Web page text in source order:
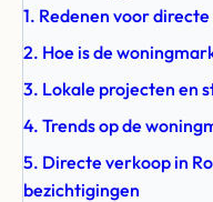
1. Redenen voor
2. Hoe is de
3. Lokale projecten en
4. Trends op de
5. Directe verkoop in
bezichtigingen